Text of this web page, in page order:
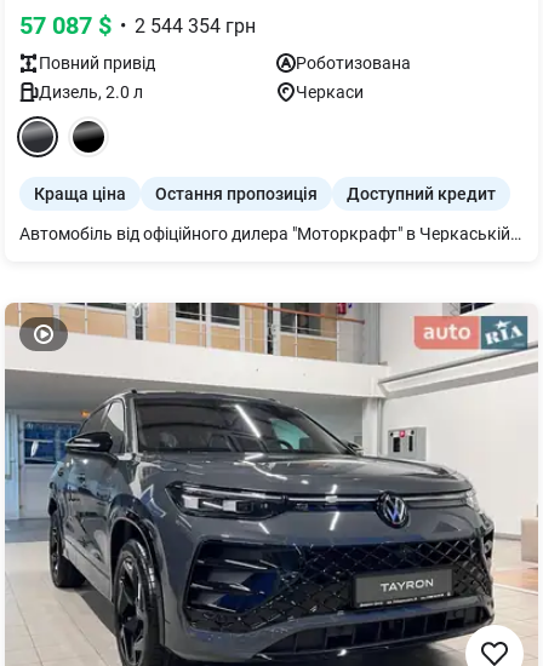
57 087 $ • 2 544 354 грн
Повний привід
Роботизована
Дизель, 2.0 л Черкаси
Краща ціна Остання пропозиція Доступний кредит
Автомобіль від офіційного дилера "Моторкрафт" в Черкаській області. Доступно: -Кредит; -Лізинг; -Тест-драйв біля вашого дому; Авто готове до перегляду у нашому центрі